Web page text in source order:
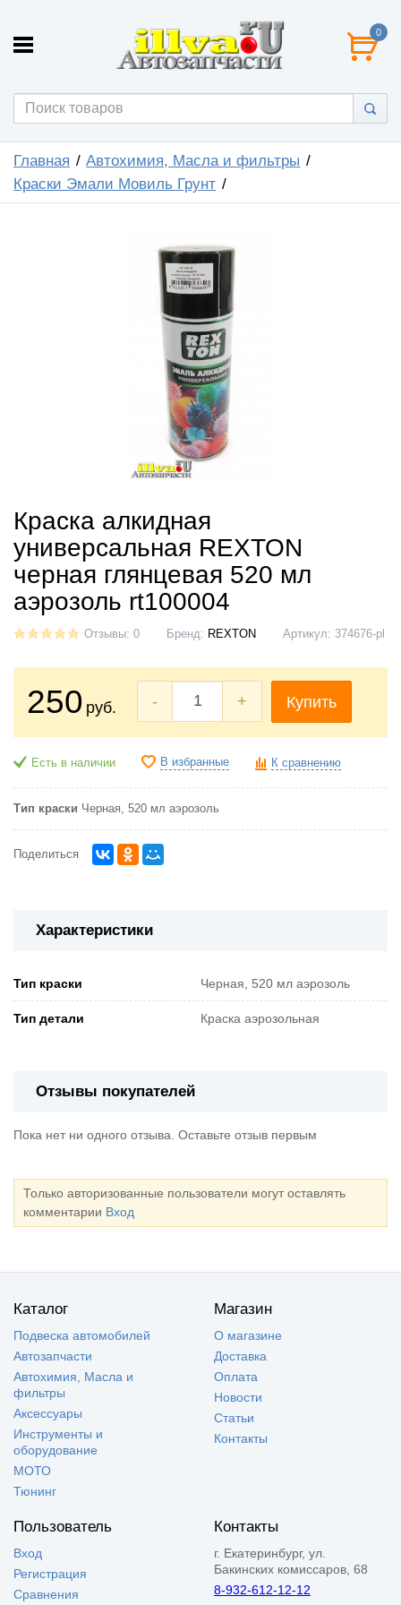
0
Главная
Автохимия, Масла и фильтры
Краски Эмали Мовиль Грунт
Краска алкидная
универсальная REXTON
черная глянцевая 520 мл
аэрозоль rt100004
Отзывы: 0 Бренд: REXTON Артикул: 374676-pl
250 руб. - + Купить
Есть в наличии В избранные К сравнению
Тип краски Черная, 520 мл аэрозоль
Поделиться
Характеристики
Тип краски Черная, 520 мл аэрозоль
Тип детали Краска аэрозольная
Отзывы покупателей
Пока нет ни одного отзыва. Оставьте отзыв первым
Только авторизованные пользователи могут оставлять
комментарии Вход
Каталог
Подвеска автомобилей
Автозапчасти
Автохимия, Масла и
фильтры
Аксессуары
Инструменты и
оборудование
МОТО
Тюнинг
Магазин
О магазине
Доставка
Оплата
Новости
Статьи
Контакты
Пользователь
Вход
Регистрация
Сравнения
Контакты
г. Екатеринбург, ул.
Бакинских комиссаров, 68
8-932-612-12-12